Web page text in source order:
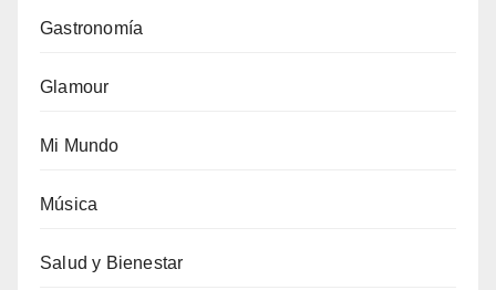
Gastronomía
Glamour
Mi Mundo
Música
Salud y Bienestar